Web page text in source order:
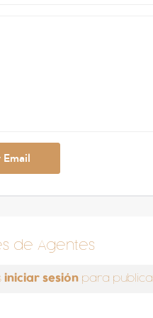
de Agentes
iniciar sesión para